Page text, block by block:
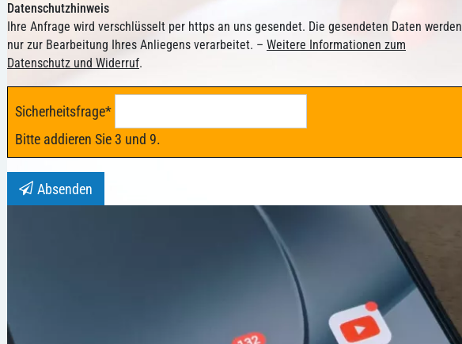
Datenschutzhinweis
Ihre Anfrage wird verschlüsselt per https an uns gesendet. Die gesendeten Daten werden
nur zur Bearbeitung Ihres Anliegens verarbeitet. – Weitere Informationen zum
Datenschutz und Widerruf.
Sicherheitsfrage*
Bitte addieren Sie 3 und 9.
Absenden